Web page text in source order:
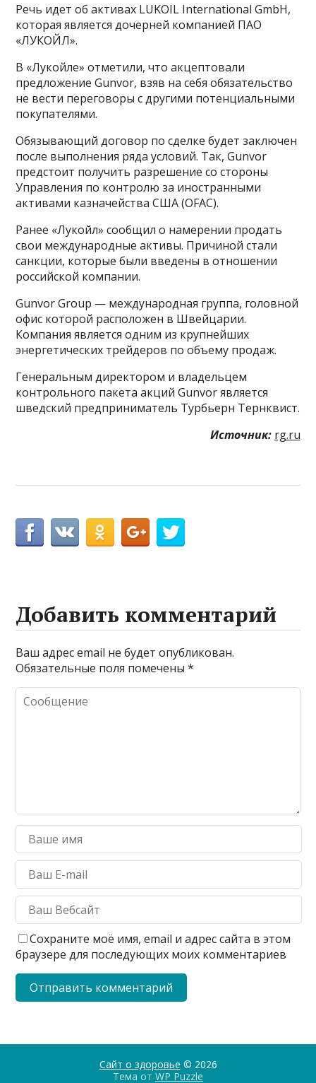
Речь идет об активах LUKOIL International GmbH,
которая является дочерней компанией ПАО
«ЛУКОЙЛ».
В «Лукойле» отметили, что акцептовали
предложение Gunvor, взяв на себя обязательство
не вести переговоры с другими потенциальными
покупателями.
Обязывающий договор по сделке будет заключен
после выполнения ряда условий. Так, Gunvor
предстоит получить разрешение со стороны
Управления по контролю за иностранными
активами казначейства США (OFAC).
Ранее «Лукойл» сообщил о намерении продать
свои международные активы. Причиной стали
санкции, которые были введены в отношении
российской компании.
Gunvor Group — международная группа, головной
офис которой расположен в Швейцарии.
Компания является одним из крупнейших
энергетических трейдеров по объему продаж.
Генеральным директором и владельцем
контрольного пакета акций Gunvor является
шведский предприниматель Турбьерн Тернквист.
Источник: rg.ru
Добавить комментарий
Ваш адрес email не будет опубликован.
Обязательные поля помечены*
Сохраните моё имя, email и адрес сайта в этом
браузере для последующих моих комментариев
Сайт о здоровье © 2026
Тема от WP Puzzle